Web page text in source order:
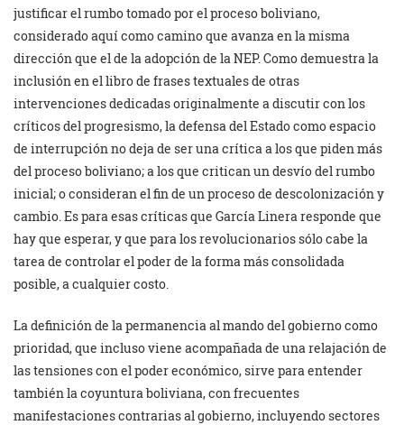
justificar el rumbo tomado por el proceso boliviano,
considerado aquí como camino que avanza en la misma
dirección que el de la adopción de la NEP. Como demuestra la
inclusión en el libro de frases textuales de otras
intervenciones dedicadas originalmente a discutir con los
críticos del progresismo, la defensa del Estado como espacio
de interrupción no deja de ser una crítica a los que piden más
del proceso boliviano; a los que critican un desvío del rumbo
inicial; o consideran el fin de un proceso de descolonización y
cambio. Es para esas críticas que García Linera responde que
hay que esperar, y que para los revolucionarios sólo cabe la
tarea de controlar el poder de la forma más consolidada
posible, a cualquier costo.
La definición de la permanencia al mando del gobierno como
prioridad, que incluso viene acompañada de una relajación de
las tensiones con el poder económico, sirve para entender
también la coyuntura boliviana, con frecuentes
manifestaciones contrarias al gobierno, incluyendo sectores